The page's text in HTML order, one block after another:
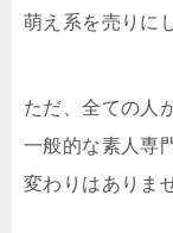
萌え系を売りに
ただ、全ての人
一般的な素人専
変わりはありま